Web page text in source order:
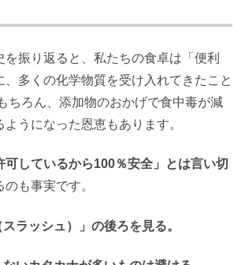
を振り返ると、私たちの食卓は「便利
、多くの化学物質を受け入れてきたこと
ちろん、添加物のおかげで食中毒が減
ようになった恩恵もあります。
可しているから100％安全」とは言い切
のも事実です。
ラッシュ）」の後ろを見る。